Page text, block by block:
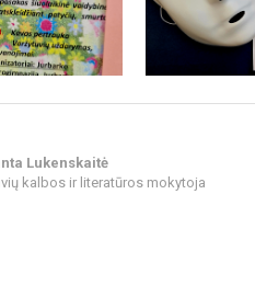
Lukenskaitė
kalbos ir literatūros mokytoja